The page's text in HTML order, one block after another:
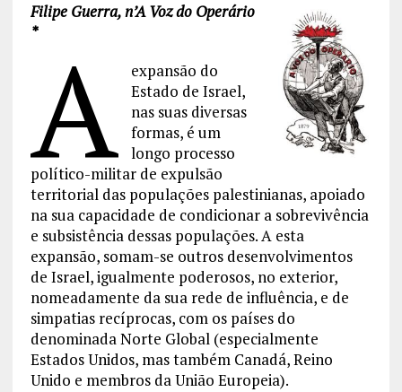
Filipe Guerra, n’A Voz do Operário
*
A
expansão do
Estado de Israel,
nas suas diversas
formas, é um
longo processo
político-militar de expulsão
territorial das populações palestinianas, apoiado
na sua capacidade de condicionar a sobrevivência
e subsistência dessas populações. A esta
expansão, somam-se outros desenvolvimentos
de Israel, igualmente poderosos, no exterior,
nomeadamente da sua rede de influência, e de
simpatias recíprocas, com os países do
denominada Norte Global (especialmente
Estados Unidos, mas também Canadá, Reino
Unido e membros da União Europeia).